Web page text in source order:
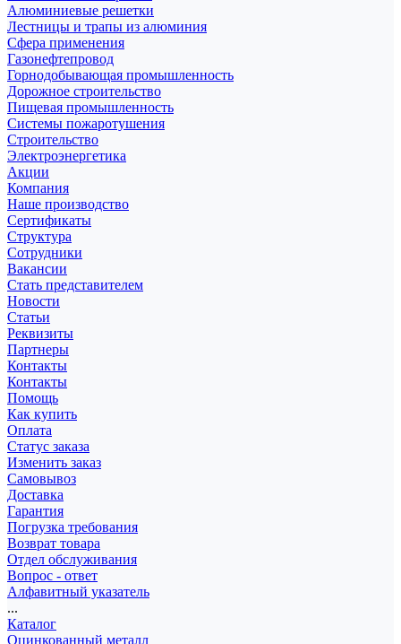
Алюминиевые решетки
Лестницы и трапы из алюминия
Сфера применения
Газонефтепровод
Горнодобывающая промышленность
Дорожное строительство
Пищевая промышленность
Системы пожаротушения
Строительство
Электроэнергетика
Акции
Компания
Наше производство
Сертификаты
Структура
Сотрудники
Вакансии
Стать представителем
Новости
Статьи
Реквизиты
Партнеры
Контакты
Контакты
Помощь
Как купить
Оплата
Статус заказа
Изменить заказ
Самовывоз
Доставка
Гарантия
Погрузка требования
Возврат товара
Отдел обслуживания
Вопрос - ответ
Алфавитный указатель
...
Каталог
Оцинкованный металл